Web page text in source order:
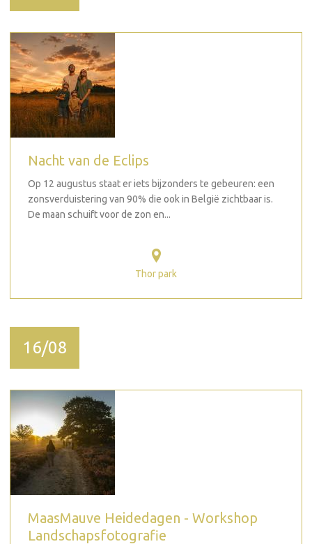
Nacht van de Eclips
Op 12 augustus staat er iets bijzonders te gebeuren: een
zonsverduistering van 90% die ook in België zichtbaar is.
De maan schuift voor de zon en...
Thor park
16/08
MaasMauve Heidedagen - Workshop
Landschapsfotografie